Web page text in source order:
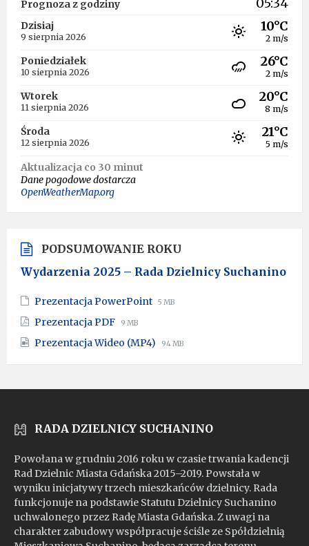
Prognoza z godziny
Dzisiaj
9 sierpnia 2026
10°C
2 m/s
Poniedziałek
10 sierpnia 2026
26°C
2 m/s
Wtorek
11 sierpnia 2026
20°C
8 m/s
Środa
12 sierpnia 2026
21°C
5 m/s
Aktualizacja co 30 minut
Dane pogodowe dostarcza
OpenWeatherMap.org
PODSUMOWANIE ROKU
Wydarzenia 2025 – Rada Dzielnicy Suchanino
Prezentacja PowerPoint File
File
5 MB
Prezentacja PDF File
pdf
File
9 MB
Prezentacja Wideo (MP4) File
mp4
File
94 MB
RADA DZIELNICY SUCHANINO
Powołana w grudniu 2016 roku w czasie trwania kadencji
Rad Dzielnic Miasta Gdańska 2015–2019. Powstała w
wyniku inicjatywy trzech mieszkańców dzielnicy. Rada
funkcjonuje na podstawie Statutu Dzielnicy Suchanino
uchwalonego przez Radę Miasta Gdańska. Z uwagi na
charakter zabudowy współpracuje ściśle ze Spółdzielnią